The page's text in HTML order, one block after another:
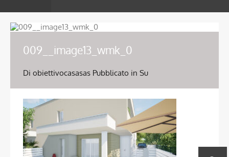
009__image13_wmk_0
Di obiettivocasasas Pubblicato in Su